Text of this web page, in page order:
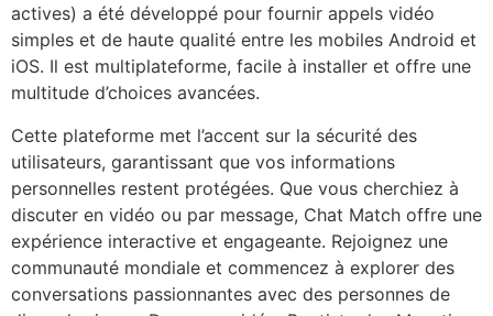
actives) a été développé pour fournir appels vidéo
simples et de haute qualité entre les mobiles Android et
iOS. Il est multiplateforme, facile à installer et offre une
multitude d’choices avancées.
Cette plateforme met l’accent sur la sécurité des
utilisateurs, garantissant que vos informations
personnelles restent protégées. Que vous cherchiez à
discuter en vidéo ou par message, Chat Match offre une
expérience interactive et engageante. Rejoignez une
communauté mondiale et commencez à explorer des
conversations passionnantes avec des personnes de